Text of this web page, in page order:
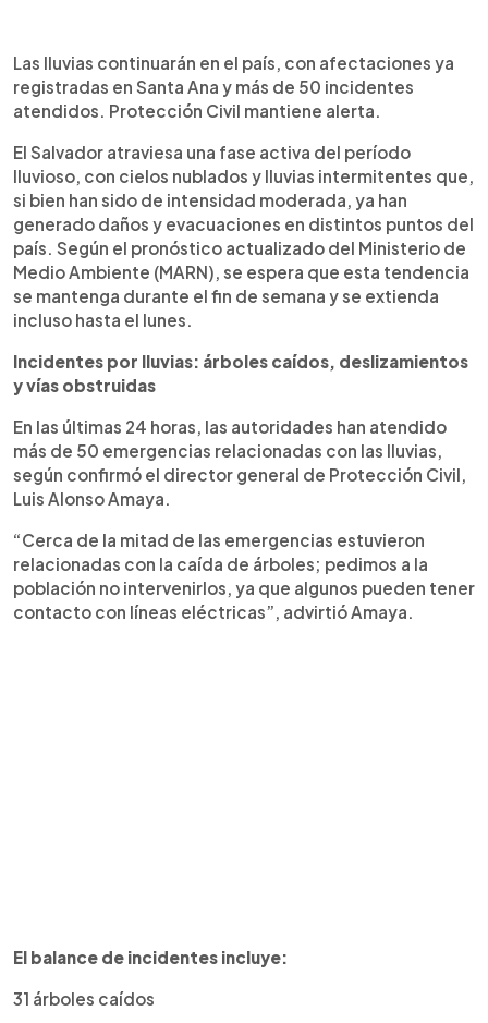
► Escuchar artículo
Las lluvias continuarán en El Salvador durante el fin
de semana y se extenderán hasta el lunes, según
el MARN. Protección Civil reporta más de 50
árboles caídos, deslizamientos y
desbordamientos de ríos. En Santa Ana, 11 familias
fueron evacuadas por riesgo de inundación y un
albergue fue activado. Las autoridades piden a la
población no intervenir árboles caídos por riesgo
eléctrico y evitar botar basura para prevenir
anegamientos. Se mantiene la Alerta Estratificada
y se recomienda estar atento a los canales
Las lluvias continuarán en el país, con afectaciones ya
registradas en Santa Ana y más de 50 incidentes
atendidos. Protección Civil mantiene alerta.
El Salvador atraviesa una fase activa del período
lluvioso, con cielos nublados y lluvias intermitentes que,
si bien han sido de intensidad moderada, ya han
generado daños y evacuaciones en distintos puntos del
país. Según el pronóstico actualizado del Ministerio de
Medio Ambiente (MARN), se espera que esta tendencia
se mantenga durante el fin de semana y se extienda
incluso hasta el lunes.
Incidentes por lluvias: árboles caídos, deslizamientos
y vías obstruidas
En las últimas 24 horas, las autoridades han atendido
más de 50 emergencias relacionadas con las lluvias,
según confirmó el director general de Protección Civil,
Luis Alonso Amaya.
“Cerca de la mitad de las emergencias estuvieron
relacionadas con la caída de árboles; pedimos a la
población no intervenirlos, ya que algunos pueden tener
contacto con líneas eléctricas”, advirtió Amaya.
El balance de incidentes incluye:
31 árboles caídos